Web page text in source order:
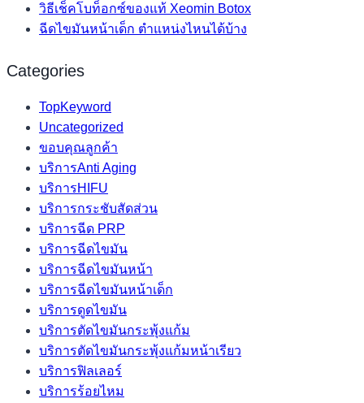
วิธีเช็คโบท็อกซ์ของแท้ Xeomin Botox
ฉีดไขมันหน้าเด็ก ตำแหน่งไหนได้บ้าง
Categories
TopKeyword
Uncategorized
ขอบคุณลูกค้า
บริการAnti Aging
บริการHIFU
บริการกระชับสัดส่วน
บริการฉีด PRP
บริการฉีดไขมัน
บริการฉีดไขมันหน้า
บริการฉีดไขมันหน้าเด็ก
บริการดูดไขมัน
บริการตัดไขมันกระพุ้งแก้ม
บริการตัดไขมันกระพุ้งแก้มหน้าเรียว
บริการฟิลเลอร์
บริการร้อยไหม